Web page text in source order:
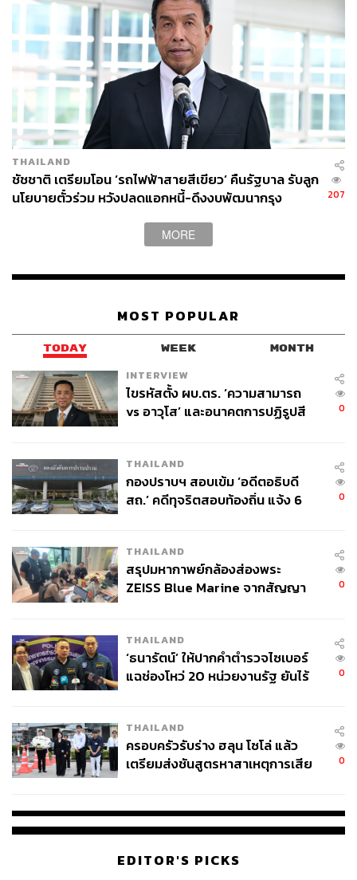
ชัชชาติ สิทธิพันธุ์ผู้สมัครอิสระ กล่าวว่า ต้องตระหนักหน้าที่
ของผู้ว่าฯ กทม. หรือคนที่อาสามารับใช้ประชาชน ไม่ใช่แค่
เป็นเกียรติแก่วงศ์ตระกูล แต่คือชีวิตของพี่น้องประชาชน ไม่
ได้มีแค่เรื่องทางม้าลาย แต่มีหลายมิติ ซึ่งบางทีเราไม่ได้
นึกถึง
กรณีหมอกระต่าย สาเหตุ 2 ประเด็น ประเด็นแรก คือเรื่อง
ลักษณะทางกายภาพ เรื่องนี้ กทม. รับผิดชอบโดยตรงจะ
เรื่องที่ 2 คือระเบียบวินัยจราจร มีหลายหน่วยงาน มีตำรวจ มี
กรมขนส่งทางบก แต่ กทม. ต้องเข้าไปช่วย
เรื่องที่ 1 เรื่องทางกายภาพ มาตรฐานทางม้าลายที่ กทม. ต้อง
ไปดำเนินการให้ได้มาตรฐาน จุดหยุดอยู่ตรงไหน ความเข้ม
การขีดสีตีเส้น แสงสว่างให้เพียงพอ สัญญาณเตือนก่อนถึง มี
ไฟแดงไหม ไฟกะพริบ เรามีสัญญาณไฟจราจร มีทางข้าม
4,160 แห่งในกรุงเทพฯ มีสัญญาณไฟแค่ 226 แห่ง มีไฟ
มาตรฐานให้ชัดว่าจะทำอย่างไร และรวมไปถึงมาตรฐานอื่น
เช่น ป้ายบอกความเร็ว เหตุการณ์หมอกระต่ายเกิดจากการ
ทำผิดกฎจราจรที่ใช้ความเร็วเกิน
เสร็จทั้งหมด จากนั้น 1 ปี 4,160 จุดต้องเรียบร้อย
เรื่องที่ 2 กทม. ต้องรณรงค์กับทาร์เก็ตกรุ๊ปก่อน เพราะว่า
คัน กลุ่มรับส่งอาหาร กลุ่มรถสาธารณะ ให้หยุดทางม้าลาย
รณรงค์กลุ่มเป้าหมายหลัก ทำได้เลย คนส่วนใหญ่จะเริ่มหยุด
มากขึ้นต่อเนื่องตั้งแต่ปีแรก พอ 4 ปีจะเห็นผล
กล้องจับคนทำผิดจราจร ไม่ต้องรอตำรวจมาจับ เอากล้องจับ
ตรงแยกทุกทางม้าลาย คนทำผิดตรงทางม้าลาย ควบคุม
มาตรฐานจราจร
เรื่องที่ 4 สุดท้าย กทม. ต้องเป็นผู้ดูแลผิวการจราจร ถ้า
ทางม้าลายจางต้องรับผิดชอบ มีเทศกิจ 3,000 คนช่วยดูความ
ปลอดภัยจุดมืดที่มีความเสี่ยง
THAILAND
ชัชชาติ เตรียมโอน ‘รถไฟฟ้าสายสีเขียว’ คืนรัฐบาล รับลูก
นโยบายตั๋วร่วม หวังปลดแอกหนี้-ดึงงบพัฒนากรุง
207
MORE
MOST POPULAR
TODAY WEEK MONTH
INTERVIEW
ไขรหัสตั้ง ผบ.ตร. ‘ความสามารถ
vs อาวุโส’ และอนาคตการปฏิรูปสี
0
THAILAND
กองปราบฯ สอบเข้ม ‘อดีตอธิบดี
สถ.’ คดีทุจริตสอบท้องถิ่น แจ้ง 6
0
THAILAND
สรุปมหากาพย์กล้องส่องพระ
ZEISS Blue Marine จากสัญญา
จ่ายหนี้-แอบระบุแบรนด์
0
THAILAND
‘ธนารัตน์’ ให้ปากคำตำรวจไซเบอร์
แฉช่องโหว่ 20 หน่วยงานรัฐ ยันไร้
0
THAILAND
ครอบครัวรับร่าง ฮลุน โซโล่ แล้ว
เตรียมส่งชันสูตรหาสาเหตุการเสีย
0
EDITOR'S PICKS